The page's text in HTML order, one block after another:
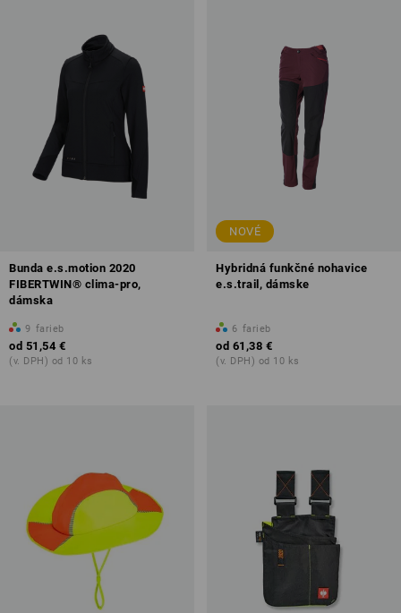
Bunda e.s.motion 2020
FIBERTWIN® clima-pro,
dámska
9 farieb
od 51,54 €
(v. DPH) od 10 ks
NOVÉ
Hybridná funkčné nohavice
e.s.trail, dámske
6 farieb
od 61,38 €
(v. DPH) od 10 ks